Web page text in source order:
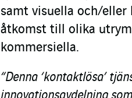
samt visuella och/eller
åtkomst till olika
kommersiella.
“Denna ‘kontaktlösa’